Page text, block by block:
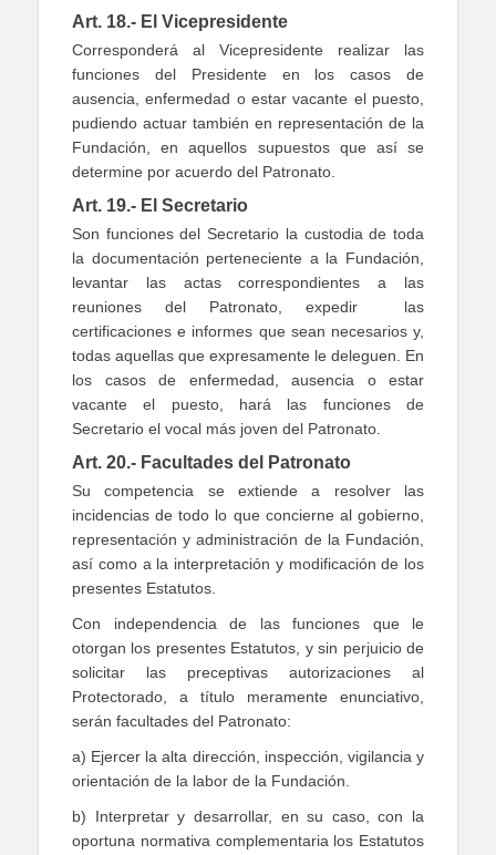
Art. 18.- El Vicepresidente
Corresponderá al Vicepresidente realizar las
funciones del Presidente en los casos de
ausencia, enfermedad o estar vacante el puesto,
pudiendo actuar también en representación de la
Fundación, en aquellos supuestos que así se
determine por acuerdo del Patronato.
Art. 19.- El Secretario
Son funciones del Secretario la custodia de toda
la documentación perteneciente a la Fundación,
levantar las actas correspondientes a las
reuniones del Patronato, expedir las
certificaciones e informes que sean necesarios y,
todas aquellas que expresamente le deleguen. En
los casos de enfermedad, ausencia o estar
vacante el puesto, hará las funciones de
Secretario el vocal más joven del Patronato.
Art. 20.- Facultades del Patronato
Su competencia se extiende a resolver las
incidencias de todo lo que concierne al gobierno,
representación y administración de la Fundación,
así como a la interpretación y modificación de los
presentes Estatutos.
Con independencia de las funciones que le
otorgan los presentes Estatutos, y sin perjuicio de
solicitar las preceptivas autorizaciones al
Protectorado, a título meramente enunciativo,
serán facultades del Patronato:
a) Ejercer la alta dirección, inspección, vigilancia y
orientación de la labor de la Fundación.
b) Interpretar y desarrollar, en su caso, con la
oportuna normativa complementaria los Estatutos